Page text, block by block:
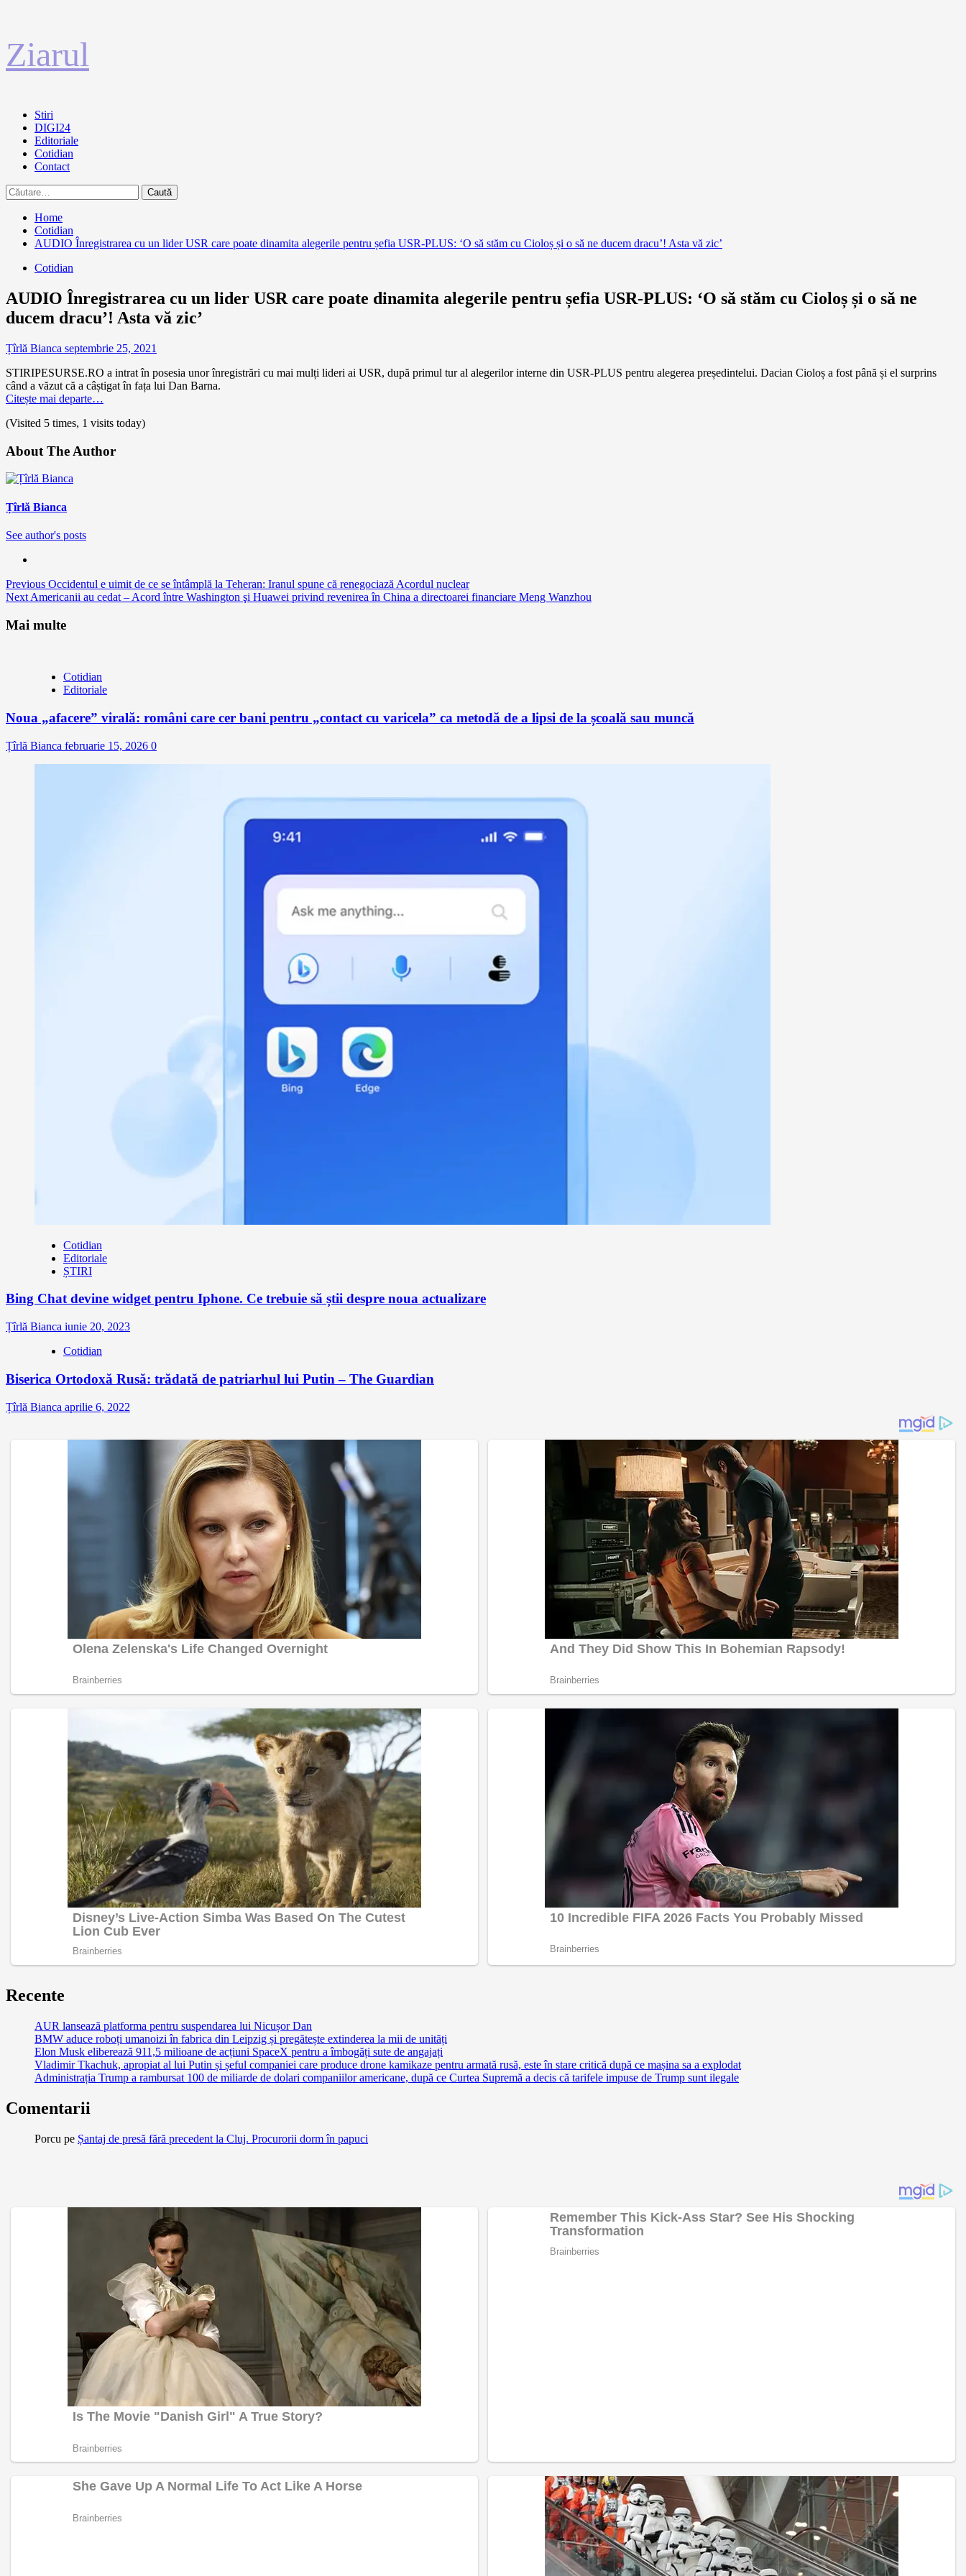
la
conținut
Ziarul
Primary
Menu
Stiri
DIGI24
Editoriale
Cotidian
Contact
Caută
după:
Home
Cotidian
AUDIO Înregistrarea cu un lider USR care poate dinamita alegerile pentru șefia USR-PLUS: ‘O să stăm cu Cioloș și o să ne ducem dracu’! Asta vă zic’
Cotidian
AUDIO Înregistrarea cu un lider USR care poate dinamita alegerile pentru șefia USR-PLUS: ‘O să stăm cu Cioloș și o să ne
ducem dracu’! Asta vă zic’
Țîrlă Bianca septembrie 25, 2021
STIRIPESURSE.RO a intrat în posesia unor înregistrări cu mai mulți lideri ai USR, după primul tur al alegerilor interne din USR-PLUS pentru alegerea președintelui. Dacian Cioloș a fost până și el surprins
când a văzut că a câștigat în fața lui Dan Barna.
Citește mai departe…
(Visited 5 times, 1 visits today)
About The Author
Țîrlă Bianca
See author's posts
Continue
Reading
Previous Occidentul e uimit de ce se întâmplă la Teheran: Iranul spune că renegociază Acordul nuclear
Next Americanii au cedat – Acord între Washington şi Huawei privind revenirea în China a directoarei financiare Meng Wanzhou
Mai multe
Cotidian
Editoriale
Noua „afacere” virală: români care cer bani pentru „contact cu varicela” ca metodă de a lipsi de la școală sau muncă
Țîrlă Bianca februarie 15, 2026 0
Cotidian
Editoriale
ȘTIRI
Bing Chat devine widget pentru Iphone. Ce trebuie să știi despre noua actualizare
Țîrlă Bianca iunie 20, 2023
Cotidian
Biserica Ortodoxă Rusă: trădată de patriarhul lui Putin – The Guardian
Țîrlă Bianca aprilie 6, 2022
Recente
AUR lansează platforma pentru suspendarea lui Nicușor Dan
BMW aduce roboți umanoizi în fabrica din Leipzig și pregătește extinderea la mii de unități
Elon Musk eliberează 911,5 milioane de acțiuni SpaceX pentru a îmbogăți sute de angajați
Vladimir Tkachuk, apropiat al lui Putin și șeful companiei care produce drone kamikaze pentru armată rusă, este în stare critică după ce mașina sa a explodat
Administrația Trump a rambursat 100 de miliarde de dolari companiilor americane, după ce Curtea Supremă a decis că tarifele impuse de Trump sunt ilegale
Comentarii
Porcu pe Șantaj de presă fără precedent la Cluj. Procurorii dorm în papuci